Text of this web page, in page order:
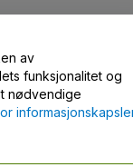
av
funksjonalitet og
nødvendige